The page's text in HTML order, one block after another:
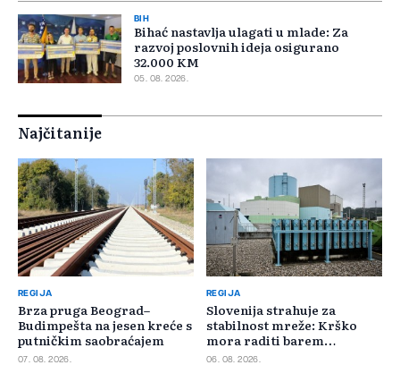
BIH
Bihać nastavlja ulagati u mlade: Za
razvoj poslovnih ideja osigurano
32.000 KM
05. 08. 2026.
Najčitanije
REGIJA
Brza pruga Beograd–
Budimpešta na jesen kreće s
putničkim saobraćajem
07. 08. 2026.
REGIJA
Slovenija strahuje za
stabilnost mreže: Krško
mora raditi barem
minimalnim kapacitetom
06. 08. 2026.